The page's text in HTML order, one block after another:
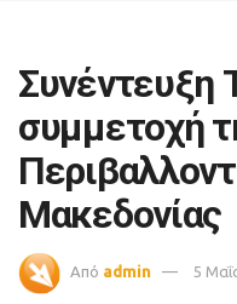
Συνέντευξη
συμμετοχή
Μακεδονίας
Από admin 5